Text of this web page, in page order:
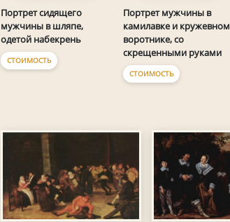
Портрет сидящего
мужчины в шляпе,
одетой набекрень
СТОИМОСТЬ
Портрет мужчины в
камилавке и кружевном
воротнике, со
скрещенными руками
СТОИМОСТЬ